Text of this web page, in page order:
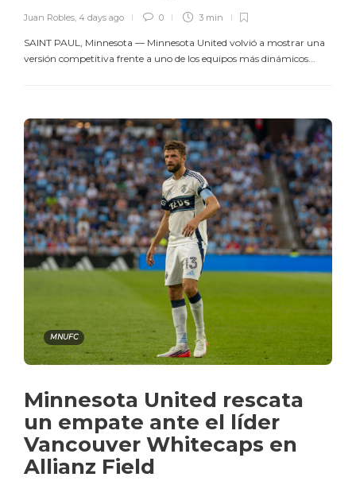
Juan Robles, 4 days ago 0 3 min
SAINT PAUL, Minnesota — Minnesota United volvió a mostrar una
versión competitiva frente a uno de los equipos más dinámicos...
MNUFC
Minnesota United rescata
un empate ante el líder
Vancouver Whitecaps en
Allianz Field